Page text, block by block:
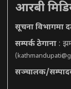
आरबी
सूचना विभागमा
सम्पर्क ठेगाना :
(
सञ्चालक/